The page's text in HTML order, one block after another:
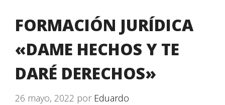
FORMACIÓN JURÍDICA
«DAME HECHOS Y TE
DARÉ DERECHOS»
26 mayo, 2022 por Eduardo